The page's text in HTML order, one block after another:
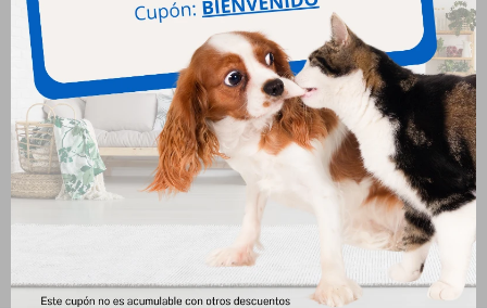
Three Cats Bola De Pelo
Castrados 10 Kg
2.990
Three Cats Castrados 10 Kg
2.990